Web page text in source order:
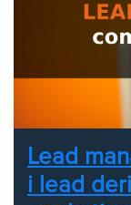
Lead
i lead